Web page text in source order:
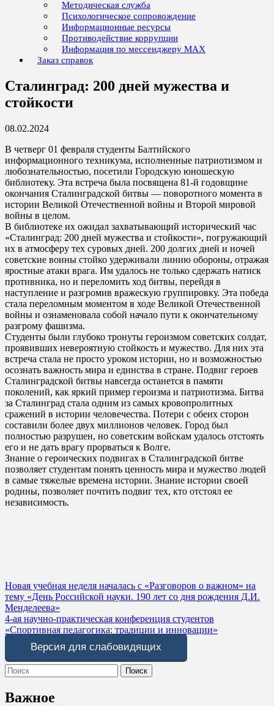
Методическая служба
Психологическое сопровождение
Информационные ресурсы
Противодействие коррупции
Информация по мессенджеру MAX
Заказ справок
Сталинград: 200 дней мужества и
стойкости
08.02.2024
В четверг 01 февраля студенты Балтийского
информационного техникума, исполненные патриотизмом и
любознательностью, посетили Городскую юношескую
библиотеку. Эта встреча была посвящена 81-й годовщине
окончания Сталинградской битвы — поворотного момента в
истории Великой Отечественной войны и Второй мировой
войны в целом.
В библиотеке их ожидал захватывающий исторический час
«Сталинград: 200 дней мужества и стойкости», погружающий
их в атмосферу тех суровых дней. 200 долгих дней и ночей
советские воины стойко удерживали линию обороны, отражая
яростные атаки врага. Им удалось не только сдержать натиск
противника, но и переломить ход битвы, перейдя в
наступление и разгромив вражескую группировку. Эта победа
стала переломным моментом в ходе Великой Отечественной
войны и ознаменовала собой начало пути к окончательному
разгрому фашизма.
Студенты были глубоко тронуты героизмом советских солдат,
проявивших невероятную стойкость и мужество. Для них эта
встреча стала не просто уроком истории, но и возможностью
осознать важность мира и единства в стране. Подвиг героев
Сталинградской битвы навсегда останется в памяти
поколений, как яркий пример героизма и патриотизма. Битва
за Сталинград стала одним из самых кровопролитных
сражений в истории человечества. Потери с обеих сторон
составили более двух миллионов человек. Город был
полностью разрушен, но советским войскам удалось отстоять
его и не дать врагу прорваться к Волге.
Знание о героических подвигах в Сталинградской битве
позволяет студентам понять ценность мира и мужество людей
в самые тяжелые времена истории. Знание истории своей
родины, позволяет почтить подвиг тех, кто отстоял ее
независимость.
Навигация
по
записям
Новая учебная неделя началась с «Разговоров о важном» на
тему «День Российской науки. 190 лет со дня рождения Д.И.
Менделеева»
4-ая научно-практическая конференция студентов
«Спортивная педагогика: традиции и инновации»
Версия для слабовидящих
Search
for:
Важное